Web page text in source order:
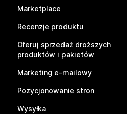
Marketplace
Recenzje produktu
Oferuj sprzedaż droższych
produktów i pakietów
Marketing e-mailowy
Pozycjonowanie stron
Wysyłka